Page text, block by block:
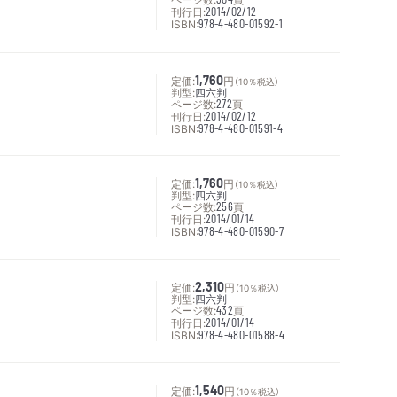
刊行日:2014/02/12
ISBN:978-4-480-01592-1
定価:1,760円 （10％税込）
判型:四六判
ページ数:272頁
刊行日:2014/02/12
ISBN:978-4-480-01591-4
定価:1,760円 （10％税込）
判型:四六判
ページ数:256頁
刊行日:2014/01/14
ISBN:978-4-480-01590-7
定価:2,310円 （10％税込）
判型:四六判
ページ数:432頁
刊行日:2014/01/14
ISBN:978-4-480-01588-4
定価:1,540円 （10％税込）